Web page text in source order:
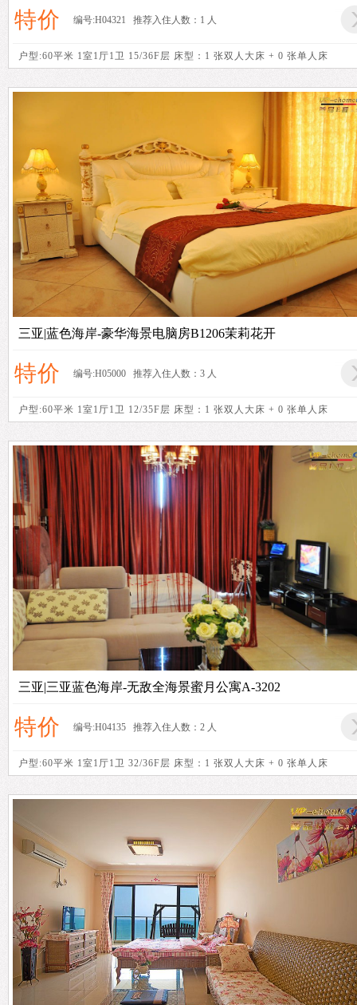
特价 编号:H04321 推荐入住人数：1 人
户型:60平米 1室1厅1卫 15/36F层 床型：1 张双人大床 + 0 张单人床
三亚|蓝色海岸-豪华海景电脑房B1206茉莉花开
特价 编号:H05000 推荐入住人数：3 人
户型:60平米 1室1厅1卫 12/35F层 床型：1 张双人大床 + 0 张单人床
三亚|三亚蓝色海岸-无敌全海景蜜月公寓A-3202
特价 编号:H04135 推荐入住人数：2 人
户型:60平米 1室1厅1卫 32/36F层 床型：1 张双人大床 + 0 张单人床